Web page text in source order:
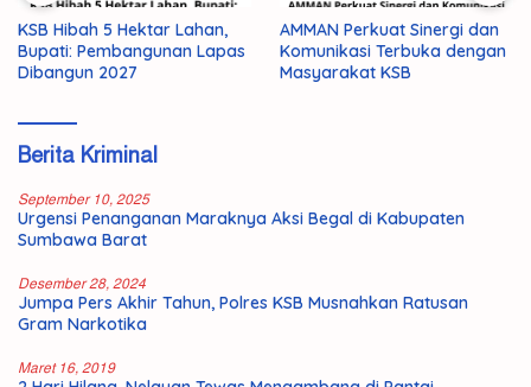
KSB Hibah 5 Hektar Lahan,
Bupati: Pembangunan Lapas
Dibangun 2027
AMMAN Perkuat Sinergi dan
Komunikasi Terbuka dengan
Masyarakat KSB
Berita Kriminal
September 10, 2025
Urgensi Penanganan Maraknya Aksi Begal di Kabupaten
Sumbawa Barat
Desember 28, 2024
Jumpa Pers Akhir Tahun, Polres KSB Musnahkan Ratusan
Gram Narkotika
Maret 16, 2019